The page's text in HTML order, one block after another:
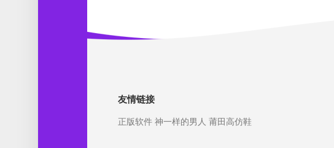
友情链接
正版软件 神一样的男人 莆田高仿鞋